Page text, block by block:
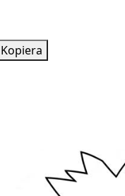
Kopiera